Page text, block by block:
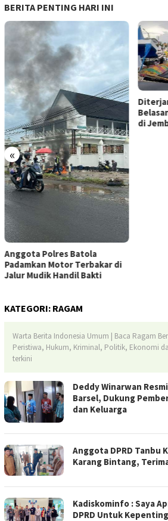
BERITA PENTING HARI INI
«
Anggota Polres Batola
Padamkan Motor Terbakar di
Jalur Mudik Handil Bakti
di
KATEGORI: RAGAM
Warta Berita Indonesia Umum | Baca Ragam
Peristiwa, Hukum, Kriminal, Politik, Ekonomi
terkini
Deddy Winarwan
Barsel, Dukung
dan Keluarga
Anggota DPRD Tanbu
Karang Bintang,
Kadiskominfo : Saya
DPRD Untuk